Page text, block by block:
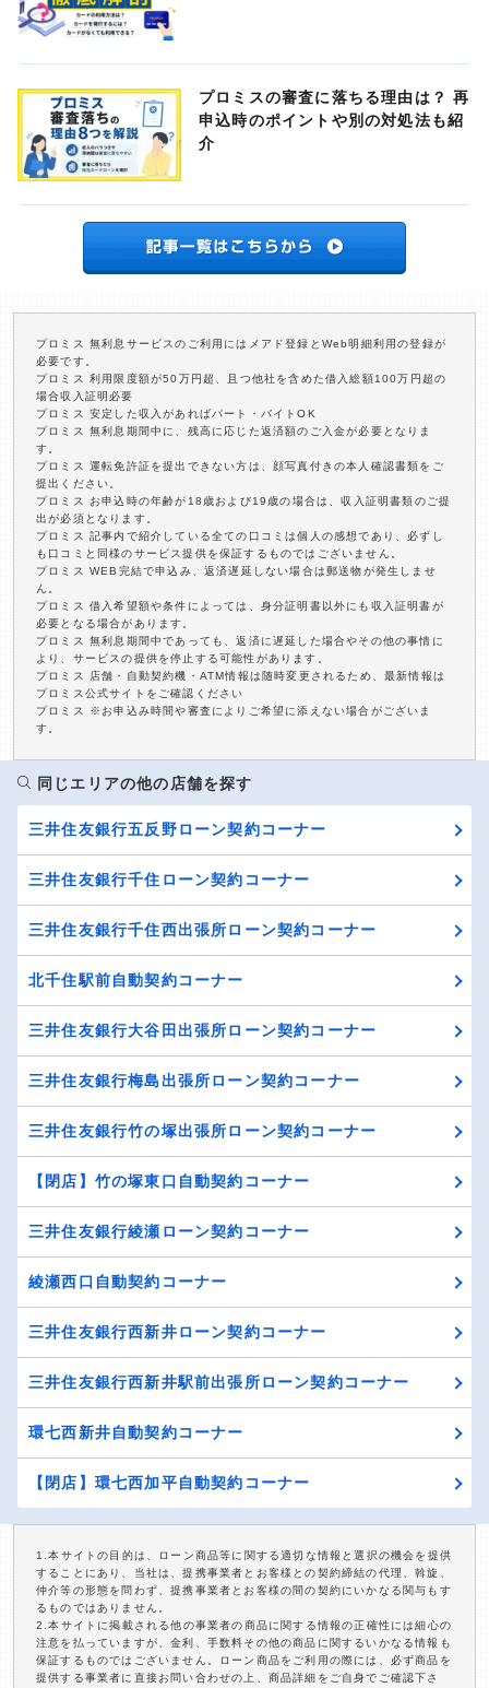
プロミスの審査に落ちる理由は？ 再
申込時のポイントや別の対処法も紹
介
プロミス 無利息サービスのご利用にはメアド登録とWeb明細利用の登録が
必要です。
プロミス 利用限度額が50万円超、且つ他社を含めた借入総額100万円超の
場合収入証明必要
プロミス 安定した収入があればパート・バイトOK
プロミス 無利息期間中に、残高に応じた返済額のご入金が必要となりま
す。
プロミス 運転免許証を提出できない方は、顔写真付きの本人確認書類をご
提出ください。
プロミス お申込時の年齢が18歳および19歳の場合は、収入証明書類のご提
出が必須となります。
プロミス 記事内で紹介している全ての口コミは個人の感想であり、必ずし
も口コミと同様のサービス提供を保証するものではございません。
プロミス WEB完結で申込み、返済遅延しない場合は郵送物が発生しませ
ん。
プロミス 借入希望額や条件によっては、身分証明書以外にも収入証明書が
必要となる場合があります。
プロミス 無利息期間中であっても、返済に遅延した場合やその他の事情に
より、サービスの提供を停止する可能性があります。
プロミス 店舗・自動契約機・ATM情報は随時変更されるため、最新情報は
プロミス公式サイトをご確認ください
プロミス ※お申込み時間や審査によりご希望に添えない場合がございま
す。
同じエリアの他の店舗を探す
三井住友銀行五反野ローン契約コーナー
三井住友銀行千住ローン契約コーナー
三井住友銀行千住西出張所ローン契約コーナー
北千住駅前自動契約コーナー
三井住友銀行大谷田出張所ローン契約コーナー
三井住友銀行梅島出張所ローン契約コーナー
三井住友銀行竹の塚出張所ローン契約コーナー
【閉店】竹の塚東口自動契約コーナー
三井住友銀行綾瀬ローン契約コーナー
綾瀬西口自動契約コーナー
三井住友銀行西新井ローン契約コーナー
三井住友銀行西新井駅前出張所ローン契約コーナー
環七西新井自動契約コーナー
【閉店】環七西加平自動契約コーナー
1.本サイトの目的は、ローン商品等に関する適切な情報と選択の機会を提供
することにあり、当社は、提携事業者とお客様との契約締結の代理、斡旋、
仲介等の形態を問わず、提携事業者とお客様の間の契約にいかなる関与もす
るものではありません。
2.本サイトに掲載される他の事業者の商品に関する情報の正確性には細心の
注意を払っていますが、金利、手数料その他の商品に関するいかなる情報も
保証するものではございません。ローン商品をご利用の際には、必ず商品を
提供する事業者に直接お問い合わせの上、商品詳細をご自身でご確認下さ